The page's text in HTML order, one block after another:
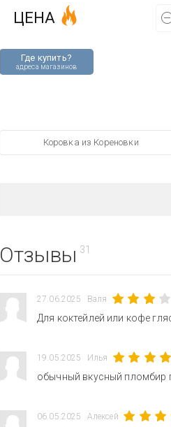
Где купить?
адреса магазинов
ЦЕНА
Коровка из Кореновки
Отзывы 31
27.06.2025 Валя
Для коктейлей или кофе
19.05.2025 Илья
обычный вкусный пломбир
06.05.2025 Алексей